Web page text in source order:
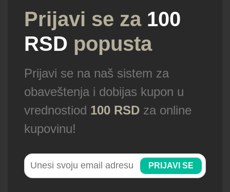
Prijavi se za 100
RSD popusta
Prijavi se na naš sistem za
obaveštenja i dobijas kupon u
vrednostiod 100 RSD za online
kupovinu!
PRIJAVI SE